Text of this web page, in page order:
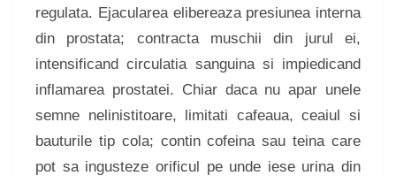
regulata. Ejacularea elibereaza presiunea interna
din prostata; contracta muschii din jurul ei,
intensificand circulatia sanguina si impiedicand
inflamarea prostatei. Chiar daca nu apar unele
semne nelinistitoare, limitati cafeaua, ceaiul si
bauturile tip cola; contin cofeina sau teina care
pot sa ingusteze orificul pe unde iese urina din